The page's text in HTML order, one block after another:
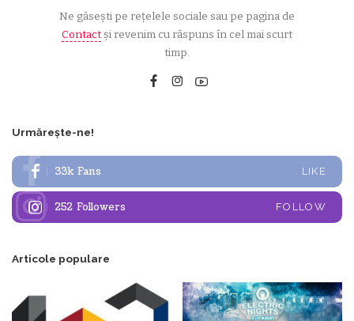
Ne găsești pe rețelele sociale sau pe pagina de
Contactși revenim cu răspuns în cel mai scurt
timp.
Urmărește-ne!
33k Fans LIKE
252 Followers FOLLOW
Articole populare